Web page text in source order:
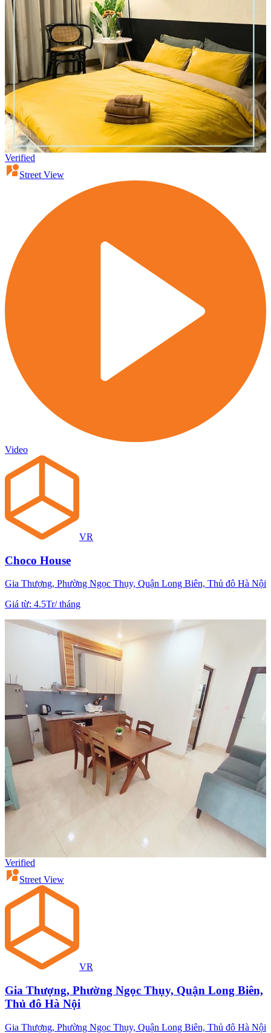
Verified
Street View
Video
VR
Choco House
Gia Thượng, Phường Ngọc Thụy, Quận Long Biên, Thủ đô Hà Nội
Giá từ: 4.5Tr/tháng
Verified
Street View
VR
Gia Thượng, Phường Ngọc Thụy, Quận Long Biên,
Thủ đô Hà Nội
Gia Thượng, Phường Ngọc Thụy, Quận Long Biên, Thủ đô Hà Nội